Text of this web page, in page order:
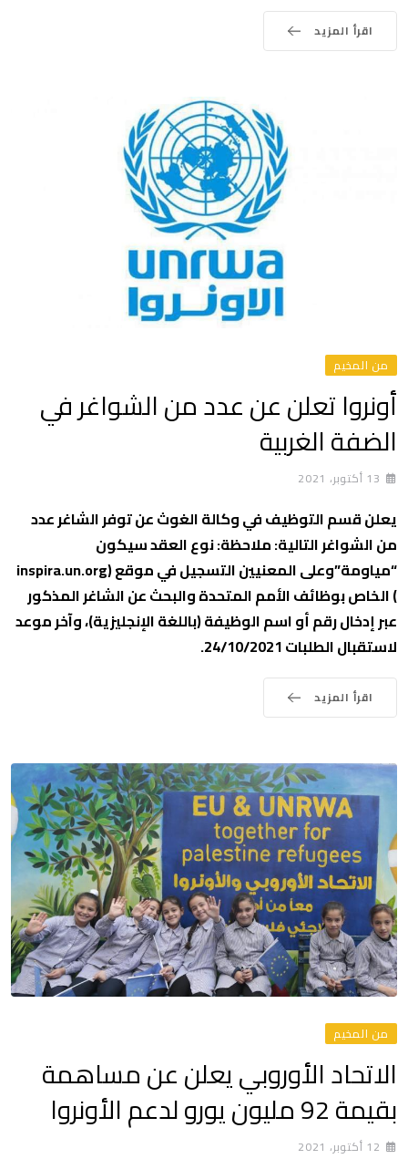
اقرأ المزيد
من المخيم
أونروا تعلن عن عدد من الشواغر في
الضفة الغربية
13 أكتوبر، 2021
يعلن قسم التوظيف في وكالة الغوث عن توفر الشاغر عدد
من الشواغر التالية: ملاحظة: نوع العقد سيكون
“مياومة”وعلى المعنيين التسجيل في موقع (inspira.un.org
) الخاص بوظائف الأمم المتحدة والبحث عن الشاغر المذكور
عبر إدخال رقم أو اسم الوظيفة (باللغة الإنجليزية)، وآخر موعد
لاستقبال الطلبات 24/10/2021.
اقرأ المزيد
من المخيم
الاتحاد الأوروبي يعلن عن مساهمة
بقيمة 92 مليون يورو لدعم الأونروا
12 أكتوبر، 2021